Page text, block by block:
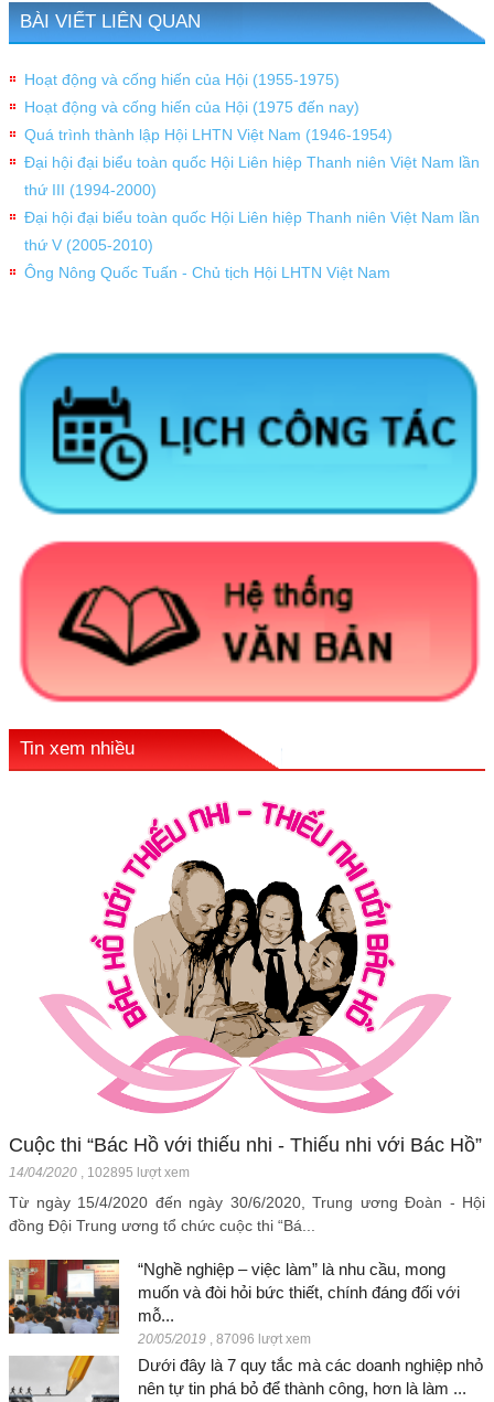
BÀI VIẾT LIÊN QUAN
Hoạt động và cống hiến của Hội (1955-1975)
Hoạt động và cống hiến của Hội (1975 đến nay)
Quá trình thành lập Hội LHTN Việt Nam (1946-1954)
Đại hội đại biểu toàn quốc Hội Liên hiệp Thanh niên Việt Nam lần
thứ III (1994-2000)
Đại hội đại biểu toàn quốc Hội Liên hiệp Thanh niên Việt Nam lần
thứ V (2005-2010)
Ông Nông Quốc Tuấn - Chủ tịch Hội LHTN Việt Nam
Tin xem nhiều
Cuộc thi “Bác Hồ với thiếu nhi - Thiếu nhi với Bác Hồ”
14/04/2020 102895 lượt xem
Từ ngày 15/4/2020 đến ngày 30/6/2020, Trung ương Đoàn - Hội
đồng Đội Trung ương tổ chức cuộc thi “Bá...
“Nghề nghiệp – việc làm” là nhu cầu, mong
muốn và đòi hỏi bức thiết, chính đáng đối với
mỗ...
20/05/2019 87096 lượt xem
Dưới đây là 7 quy tắc mà các doanh nghiệp nhỏ
nên tự tin phá bỏ để thành công, hơn là làm ...